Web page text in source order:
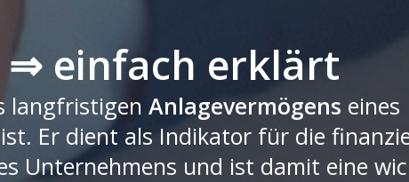
⇒ einfach erklärt
langfristigenAnlagevermögens eines
Er dient als Indikator für die
Unternehmens und ist damit eine